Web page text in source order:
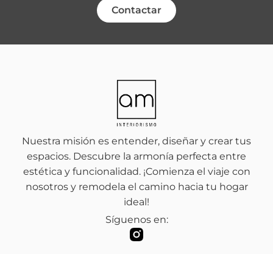
Contactar
Nuestra misión es entender, diseñar y crear tus
espacios. Descubre la armonía perfecta entre
estética y funcionalidad. ¡Comienza el viaje con
nosotros y remodela el camino hacia tu hogar
ideal!
Síguenos en: